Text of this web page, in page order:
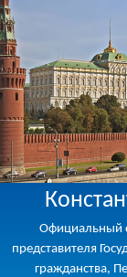
Официальный
представителя
гражданства,